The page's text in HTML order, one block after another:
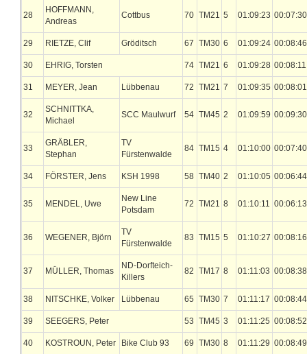
28
HOFFMANN,
Andreas
Cottbus 70 TM21 5 01:09:23 00:07:30
29 RIETZE, Clif Gröditsch 67 TM30 6 01:09:24 00:08:46
30 EHRIG, Torsten 74 TM21 6 01:09:28 00:08:11
31 MEYER, Jean Lübbenau 72 TM21 7 01:09:35 00:08:01
32
SCHNITTKA,
Michael
SCC Maulwurf 54 TM45 2 01:09:59 00:09:30
33
GRÄBLER,
Stephan
TV
Fürstenwalde
84 TM15 4 01:10:00 00:07:40
34 FÖRSTER, Jens KSH 1998 58 TM40 2 01:10:05 00:06:44
35 MENDEL, Uwe
New Line
Potsdam
72 TM21 8 01:10:11 00:06:13
36 WEGENER, Björn
TV
Fürstenwalde
83 TM15 5 01:10:27 00:08:16
37 MÜLLER, Thomas
ND-Dorfteich-
Killers
82 TM17 8 01:11:03 00:08:38
38 NITSCHKE, Volker Lübbenau 65 TM30 7 01:11:17 00:08:44
39 SEEGERS, Peter 53 TM45 3 01:11:25 00:08:52
40 KOSTROUN, Peter Bike Club 93 69 TM30 8 01:11:29 00:08:49